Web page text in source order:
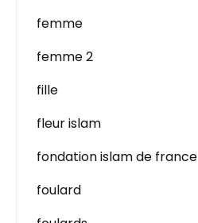
femme
femme 2
fille
fleur islam
fondation islam de france
foulard